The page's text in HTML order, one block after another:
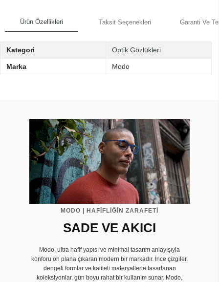
Ürün Özellikleri Taksit Seçenekleri Garanti Ve
Kategori Optik Gözlükleri
Marka Modo
MODO | HAFİFLİĞİN ZARAFETİ
SADE VE AKICI
Modo, ultra hafif yapısı ve minimal tasarım anlayışıyla
konforu ön plana çıkaran modern bir markadır. İnce çizgiler,
dengeli formlar ve kaliteli materyallerle tasarlanan
koleksiyonlar, gün boyu rahat bir kullanım sunar. Modo,